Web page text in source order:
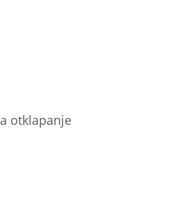
otklapanje